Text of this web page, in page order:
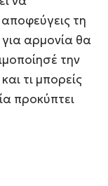
αποφεύγεις τη
αρμονία θα
την
τι μπορείς
προκύπτει